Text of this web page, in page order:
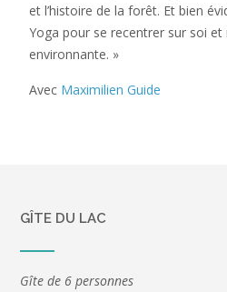
et l’histoire de la forêt. Et bien
Yoga pour se recentrer sur soi
environnante. »
Avec Maximilien Guide
GÎTE DU LAC
Gîte de 6 personnes